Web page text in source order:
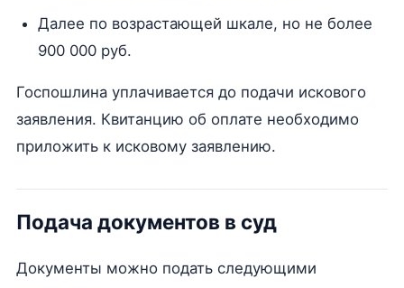
Далее по возрастающей шкале, но не более
900 000 руб.
Госпошлина уплачивается до подачи искового
заявления. Квитанцию об оплате необходимо
приложить к исковому заявлению.
Подача документов в суд
Документы можно подать следующими